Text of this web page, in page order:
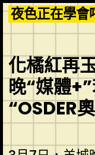
Skip
to
content
夜色正在學會
化橘紅再
晚“媒體
“OSDER